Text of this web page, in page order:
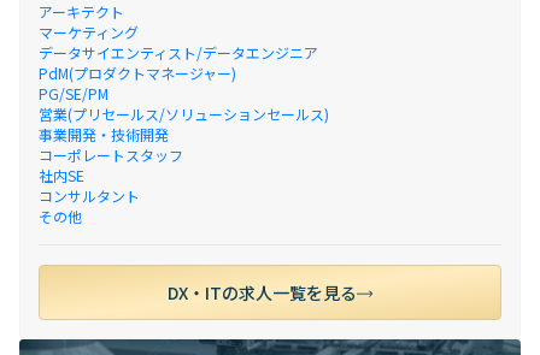
アーキテクト
マーケティング
データサイエンティスト/データエンジニア
PdM(プロダクトマネージャー)
PG/SE/PM
営業(プリセールス/ソリューションセールス)
事業開発・技術開発
コーポレートスタッフ
社内SE
コンサルタント
その他
DX・ITの求人一覧を見る